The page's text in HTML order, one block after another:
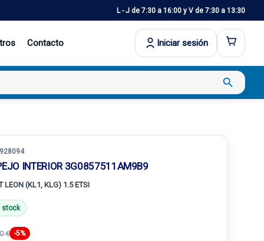
L - J de 7:30 a 16:00 y V de 7:30 a 13:30
Contacto Iniciar sesión
search
INTERIOR 3G0857511AM9B9
LEON (KL1, KLG) 1.5 ETSI
stock
€ -5%